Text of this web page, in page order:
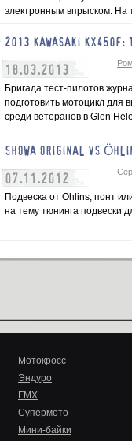
электронным впрыском. На
2013 KAWASAKI
18.03.2013
Бригада тест-пилотов
подготовить мотоцикл для
среди ветеранов в Glen
SHOWA ORIGINAL VS
07.11.2012
Подвеска от Ohlins, понт
на тему тюнинга подвески
Мотокросс
Эндуро
FMX
Супермото
Мини-байки